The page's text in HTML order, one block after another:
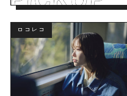
ロコレコ